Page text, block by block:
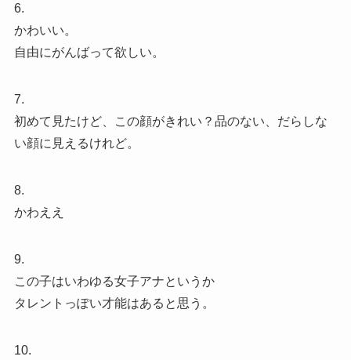
6.
かわいい。
自由にがんばって欲しい。
7.
初めて見たけど、この顔がきれい？品のない、だらしな
い顔に見えるけれど。
8.
かわええ
9.
この子はいわゆる女子アナというか
タレントっぽい才能はあると思う。
10.